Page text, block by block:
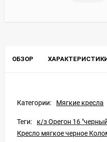
ОБЗОР
Категории: Мягкие кресла
Теги:
к/з Орегон 16
Кресло мягкое черное